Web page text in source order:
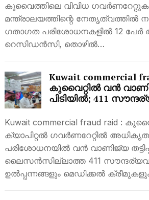
കുവൈത്തിലെ വിവിധ
മന്ത്രാലയത്തിന്റെ നേതൃത്വത്തിൽ
ഗതാഗത പരിശോധനകളിൽ 12 പേർ
റെസിഡൻസി, തൊഴിൽ…
Kuwait commercial
കുവൈറ്റിൽ വൻ
പിടിയിൽ; 411
Kuwait commercial fraud raid :
ക്യാപിറ്റൽ ഗവർണറേറ്റിൽ
പരിശോധനയിൽ വൻ വാണിജ്യ
ലൈസൻസില്ലാത്ത 411
ഉൽപ്പന്നങ്ങളും മെഡിക്കൽ